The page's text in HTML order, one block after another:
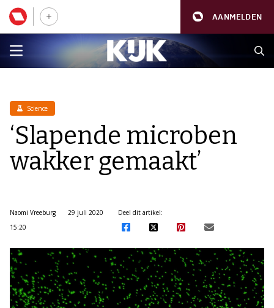
AANMELDEN
Science
‘Slapende microben
wakker gemaakt’
Naomi Vreeburg
29 juli 2020
15:20
Deel dit artikel: